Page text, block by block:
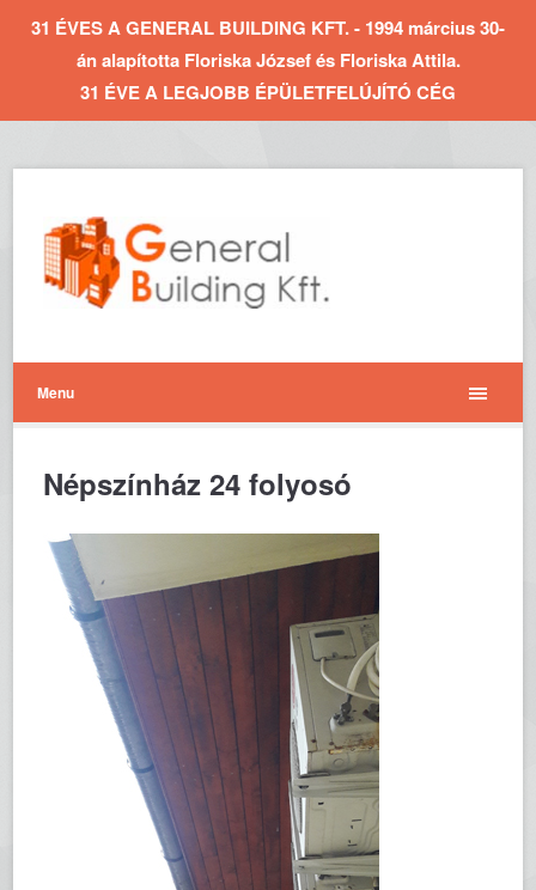
31 ÉVES A GENERAL BUILDING KFT. - 1994 március 30-
án alapította Floriska József és Floriska Attila.
31 ÉVE A LEGJOBB ÉPÜLETFELÚJÍTÓ CÉG
Menu
Népszínház 24 folyosó